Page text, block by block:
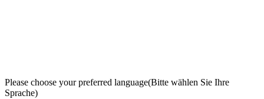
Please choose your preferred language(Bitte wählen Sie Ihre
Sprache)